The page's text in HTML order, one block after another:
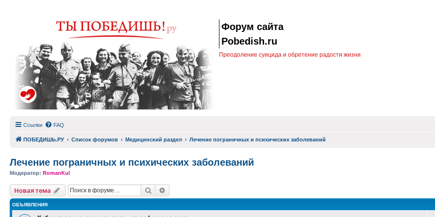
Форум сайта
Pobedish.ru
Преодоление суицида и обретение радости жизни
Ссылки FAQ
ПОБЕДИШЬ.РУ Список форумов Медицинский раздел Лечение пограничных и психических заболеваний
Лечение пограничных и психических заболеваний
Модератор: RomanKul
Новая тема Поиск
ОБЪЯВЛЕНИЯ